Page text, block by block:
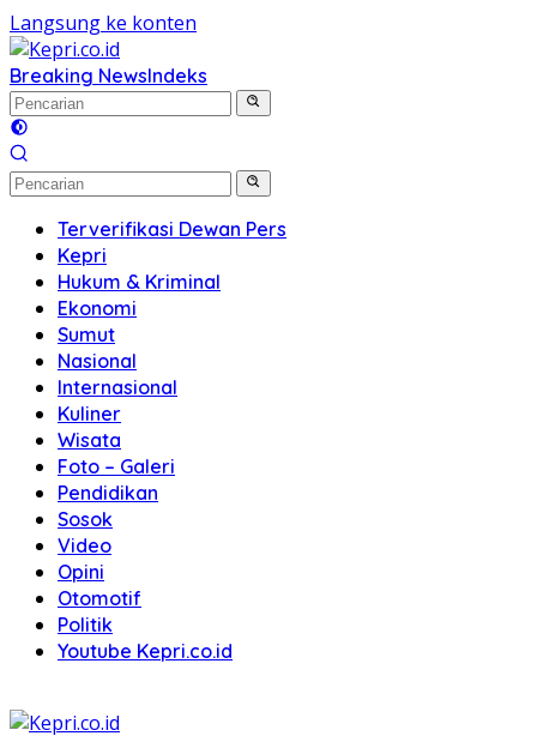
Langsung ke konten
Breaking NewsIndeks
Terverifikasi Dewan Pers
Kepri
Hukum & Kriminal
Ekonomi
Sumut
Nasional
Internasional
Kuliner
Wisata
Foto – Galeri
Pendidikan
Sosok
Video
Opini
Otomotif
Politik
Youtube Kepri.co.id